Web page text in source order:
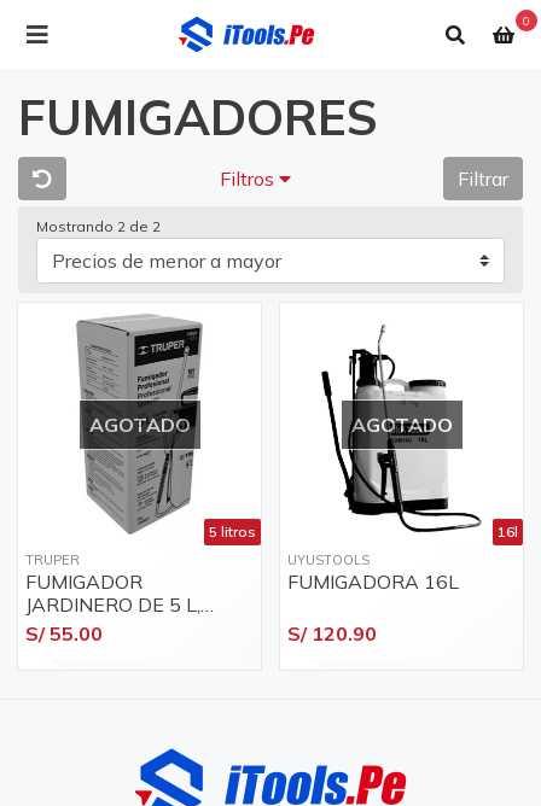
0
FUMIGADORES
Filtros Filtrar
Mostrando 2 de 2
AGOTADO
5 litros
TRUPER
FUMIGADOR
JARDINERO DE 5 L,
TRUPER
S/ 55.00
AGOTADO
16l
UYUSTOOLS
FUMIGADORA 16L
S/ 120.90